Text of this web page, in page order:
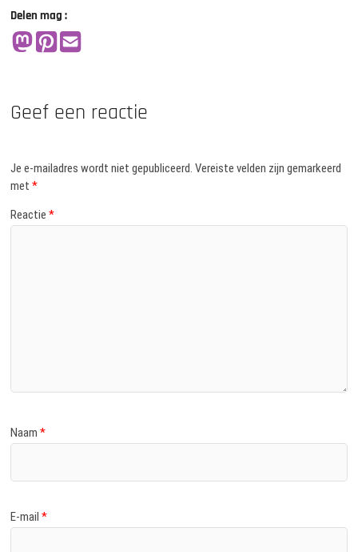
Delen mag :
Geef een reactie
Je e-mailadres wordt niet gepubliceerd. Vereiste velden zijn gemarkeerd
met*
Reactie*
Naam*
E-mail*